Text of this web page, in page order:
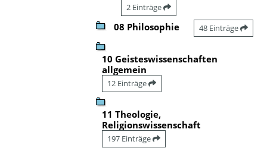
2 Einträge
08 Philosophie 48 Einträge
10 Geisteswissenschaften
allgemein
12 Einträge
11 Theologie,
Religionswissenschaft
197 Einträge